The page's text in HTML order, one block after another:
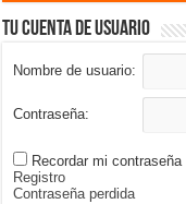
Tu cuenta de usuario
Nombre de usuario:
Contraseña:
Recordar mi contraseña
Registro
Contraseña perdida